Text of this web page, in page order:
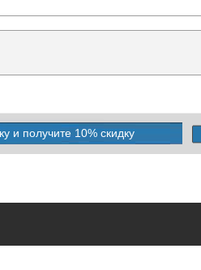
и получите 10% скидку